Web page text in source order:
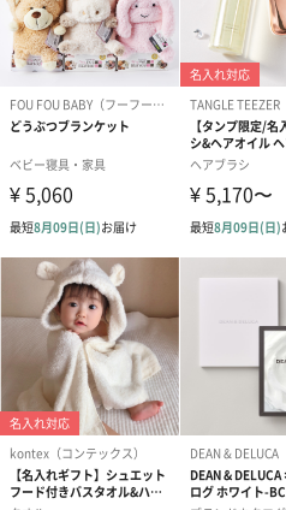
生花
生花のブーケを同梱します。
※9-15時にご注文いただく場合、
も1日遅くなります。
シーズンブーケ（ひま
わり）（1,880円）
ブーケ
ーン）